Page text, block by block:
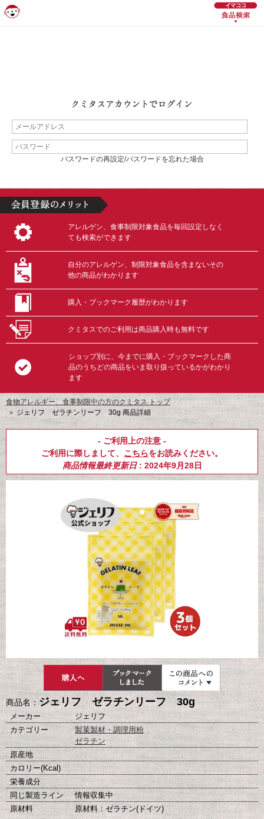
パスワードの再設定/パスワードを忘れた場合
アレルゲン、食事制限対象食品を毎回設定しなく
ても検索ができます
自分のアレルゲン、制限対象食品を含まないその
他の商品がわかります
購入・ブックマーク履歴がわかります
クミタスでのご利用は商品購入時も無料です
ショップ別に、今までに購入・ブックマークした商
品のうちどの商品をいま取り扱っているかがわかり
ます
食物アレルギー、食事制限中の方のクミタス トップ
＞ジェリフ ゼラチンリーフ 30g 商品詳細
- ご利用上の注意 -
ご利用に際しまして、 こちらをお読みください。
商品情報最終更新日: 2024年9月28日
商品名：ジェリフ ゼラチンリーフ 30g
メーカー
ジェリフ
カテゴリー
製菓製材・調理用粉
ゼラチン
原産地
カロリー(Kcal)
栄養成分
同じ製造ライン
情報収集中
原材料
原材料：ゼラチン(ドイツ)